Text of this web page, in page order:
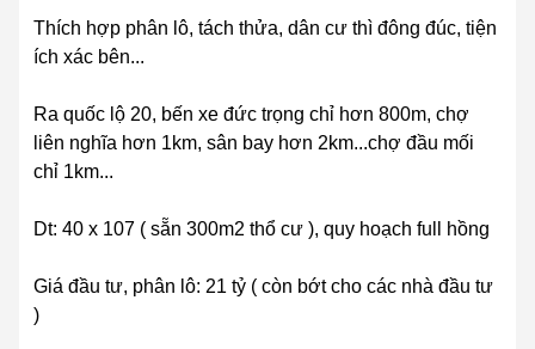
Thích hợp phân lô, tách thửa, dân cư thì đông đúc, tiện
ích xác bên...
Ra quốc lộ 20, bến xe đức trọng chỉ hơn 800m, chợ
liên nghĩa hơn 1km, sân bay hơn 2km...chợ đầu mối
chỉ 1km...
Dt: 40 x 107 ( sẵn 300m2 thổ cư ), quy hoạch full hồng
Giá đầu tư, phân lô: 21 tỷ ( còn bớt cho các nhà đầu tư
)